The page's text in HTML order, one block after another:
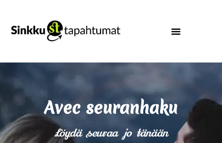
Avec seuranhaku
Löydä seuraa jo tänään